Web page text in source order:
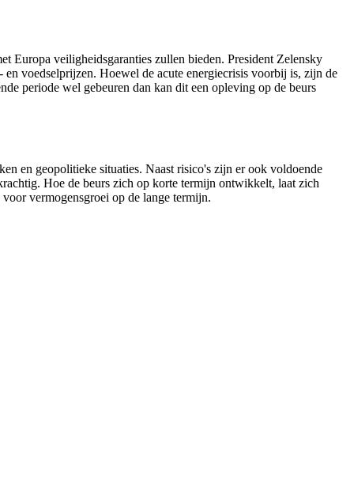
Europa veiligheidsgaranties zullen bieden. President Zelensky
voedselprijzen. Hoewel de acute energiecrisis voorbij is, zijn de
periode wel gebeuren dan kan dit een opleving op de beurs
en geopolitieke situaties. Naast risico's zijn er ook voldoende
Hoe de beurs zich op korte termijn ontwikkelt, laat zich
vermogensgroei op de lange termijn.